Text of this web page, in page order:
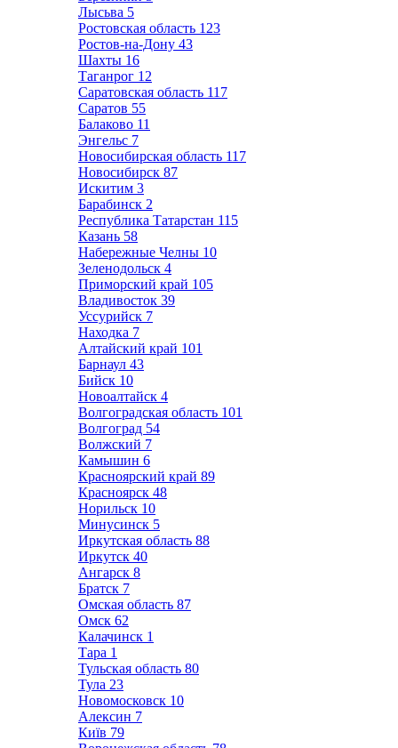
Лысьва 5
Ростовская область 123
Ростов-на-Дону 43
Шахты 16
Таганрог 12
Саратовская область 117
Саратов 55
Балаково 11
Энгельс 7
Новосибирская область 117
Новосибирск 87
Искитим 3
Барабинск 2
Республика Татарстан 115
Казань 58
Набережные Челны 10
Зеленодольск 4
Приморский край 105
Владивосток 39
Уссурийск 7
Находка 7
Алтайский край 101
Барнаул 43
Бийск 10
Новоалтайск 4
Волгоградская область 101
Волгоград 54
Волжский 7
Камышин 6
Красноярский край 89
Красноярск 48
Норильск 10
Минусинск 5
Иркутская область 88
Иркутск 40
Ангарск 8
Братск 7
Омская область 87
Омск 62
Калачинск 1
Тара 1
Тульская область 80
Тула 23
Новомосковск 10
Алексин 7
Київ 79